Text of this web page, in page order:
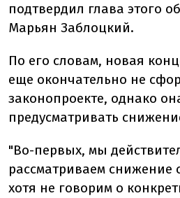
подтвердил глава этого
Марьян Заблоцкий.
По его словам, новая
еще окончательно не
законопроекте, однако
предусматривать
"Во-первых, мы
рассматриваем снижение
хотя не говорим о